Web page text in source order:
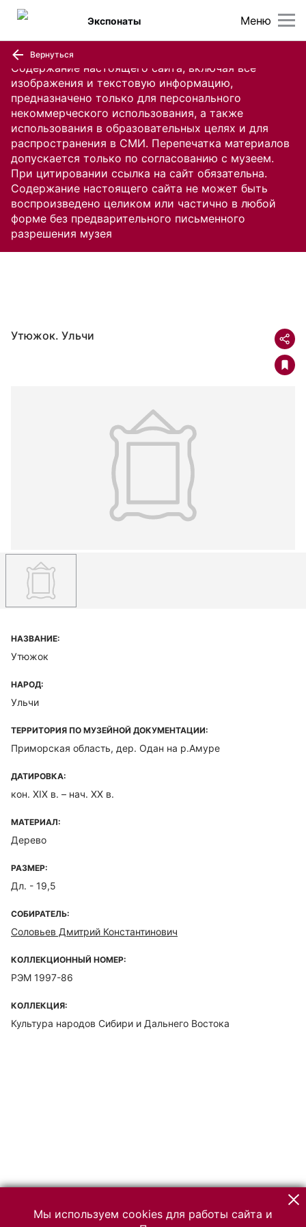
Содержание настоящего сайта, включая все
изображения и текстовую информацию,
предназначено только для персонального
некоммерческого использования, а также
использования в образовательных целях и для
распространения в СМИ. Перепечатка материалов
допускается только по согласованию с музеем.
При цитировании ссылка на сайт обязательна.
Содержание настоящего сайта не может быть
воспроизведено целиком или частично в любой
форме без предварительного письменного
разрешения музея
Меню
Экспонаты
Вернуться
Утюжок. Ульчи
НАЗВАНИЕ:
Утюжок
НАРОД:
Ульчи
ТЕРРИТОРИЯ ПО МУЗЕЙНОЙ ДОКУМЕНТАЦИИ:
Приморская область, дер. Одан на р.Амуре
ДАТИРОВКА:
кон. XIX в. – нач. XX в.
МАТЕРИАЛ:
Дерево
РАЗМЕР:
Дл. - 19,5
СОБИРАТЕЛЬ:
Соловьев Дмитрий Константинович
КОЛЛЕКЦИОННЫЙ НОМЕР:
РЭМ 1997-86
КОЛЛЕКЦИЯ:
Культура народов Сибири и Дальнего Востока
Мы используем cookies для работы сайта и